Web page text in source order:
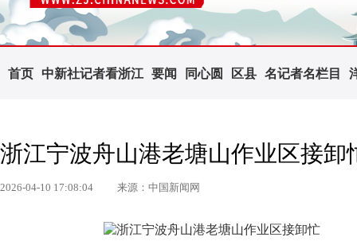
首页 中新社记者看浙江 要闻 同心圆 区县 名记者名栏目
浙江宁波舟山港老塘山作业区接卸
2026-04-10 17:08:04 来源：中国新闻网